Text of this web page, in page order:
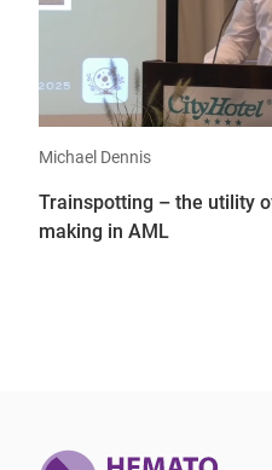
Michael Dennis
Trainspotting – the utility
making in AML